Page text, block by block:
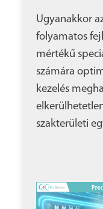
Ugyanakkor
folyamatos
mértékű
számára
kezelés
szakterületi